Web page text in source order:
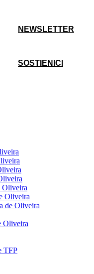
NEWSLETTER
SOSTIENICI
Oliveira
Oliveira
de Oliveira
Oliveira
TFP